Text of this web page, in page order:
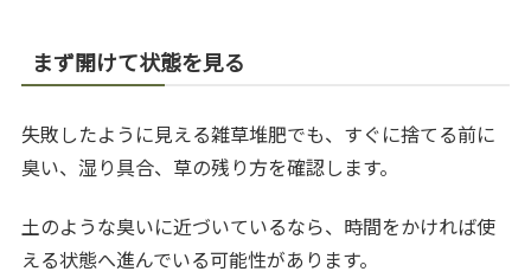
まず開けて状態を見る
失敗したように見える雑草堆肥でも、すぐに捨てる前に
臭い、湿り具合、草の残り方を確認します。
土のような臭いに近づいているなら、時間をかければ使
える状態へ進んでいる可能性があります。